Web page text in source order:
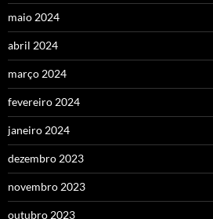
maio 2024
abril 2024
março 2024
fevereiro 2024
janeiro 2024
dezembro 2023
novembro 2023
outubro 2023